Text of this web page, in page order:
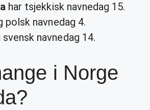
har tsjekkisk navnedag 15.
polsk navnedag 4.
navnedag 14.
i Norge